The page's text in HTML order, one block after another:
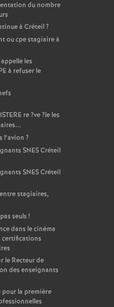
du nombre
à Créteil?
ou cpe stagiaire à
les
à refuser le
re?ve?le les
l’avion ?
SNESCréteil
SNESCréteil
stagiaires,
seuls !
dans le cinéma
certifications
le Recteur de
des enseignants
la première